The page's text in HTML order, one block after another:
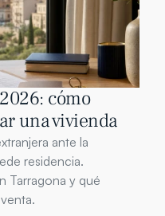
cómo
una vivienda
ante la
residencia.
Tarragona y qué